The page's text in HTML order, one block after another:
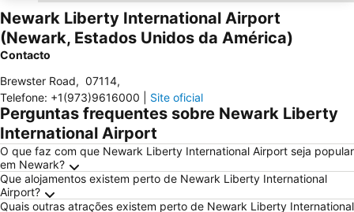
Newark Liberty International Airport
(Newark, Estados Unidos da América)
Contacto
Brewster Road, 07114,
Telefone: +1(973)9616000 Site oficial
Perguntas frequentes sobre Newark Liberty
International Airport
O que faz com que Newark Liberty International Airport seja popular
em Newark?
Que alojamentos existem perto de Newark Liberty International
Airport?
Quais outras atrações existem perto de Newark Liberty International